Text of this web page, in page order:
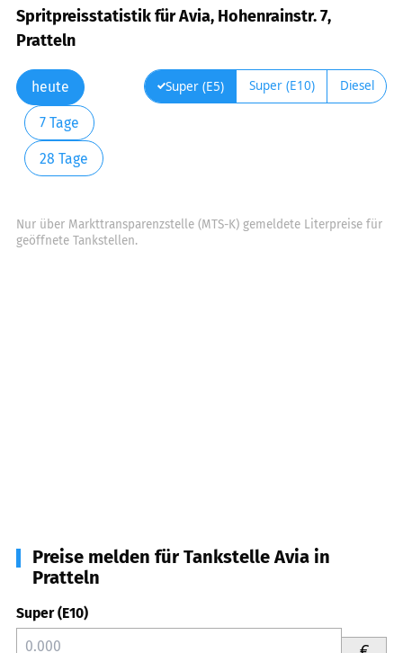
Spritpreisstatistik für Avia, Hohenrainstr. 7,
Pratteln
heute
7 Tage
28 Tage
Super (E5) Super (E10) Diesel
Nur über Markttransparenzstelle (MTS-K) gemeldete Literpreise für
geöffnete Tankstellen.
Preise melden für Tankstelle Avia in
Pratteln
Super (E10)